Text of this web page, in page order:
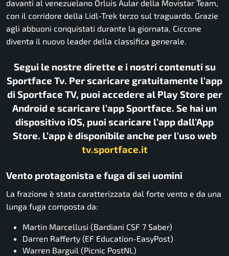
davanti al venezuelano Orluis Aular della Movistar Team,
con il corridore della Lidl-Trek terzo sul traguardo. Grazie
agli abbuoni conquistati durante la giornata, Ciccone
diventa il nuovo leader della classifica generale.
Segui le nostre dirette e i nostri contenuti su
Sportface Tv. Per scaricare gratuitamente l’app
di Sportface TV, puoi accedere al Play Store per
Android e scaricare l’app Sportface. Se hai un
dispositivo iOS, puoi scaricare l’app dall’App
Store. L’app è disponibile anche per l’uso web
tv.sportface.it
Vento protagonista e fuga di sei uomini
La frazione è stata caratterizzata dal forte vento e da una
lunga fuga composta da:
Martin Marcellusi (Bardiani CSF 7 Saber)
Darren Rafferty (EF Education-EasyPost)
Warren Barguil (Picnic PostNL)